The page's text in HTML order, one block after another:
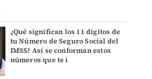
¿Qué significan los 11 dígitos de
tu Número de Seguro Social del
IMSS? Así se conforman estos
números que te i